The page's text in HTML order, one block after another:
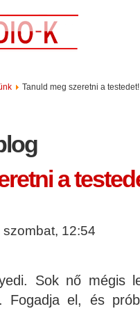
Tanuld meg szeretni a testedet!
a
12:54
Sok nő mégis
Fogadja el, és